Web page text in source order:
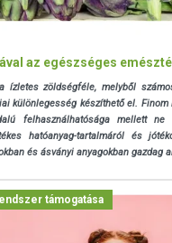
az egészséges
ízletes zöldségféle, melyből
különlegesség készíthető el. Finom
felhasználhatósága mellett ne
hatóanyag-tartalmáról és
és ásványi anyagokban gazdag
támogatása